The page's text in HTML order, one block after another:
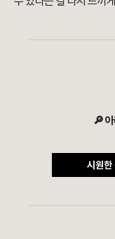
🔎
시원한